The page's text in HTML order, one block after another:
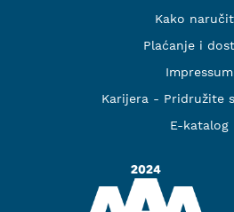
Kako
Plaćanje i
Impressum
Karijera - Pridružite
E-katalog